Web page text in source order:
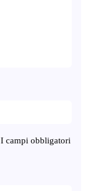
I campi obbligatori